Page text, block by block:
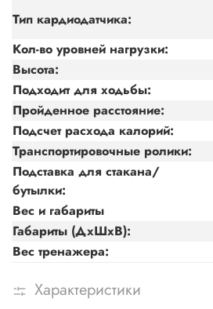
Тип кардиодатчика:
Кол-во уровней нагрузки:
Высота:
Подходит для ходьбы:
Пройденное расстояние:
Подсчет расхода калорий:
Транспортировочные ролики:
Подставка для стакана/
бутылки:
Вес и габариты
Габариты (ДхШхВ):
Вес тренажера:
Характеристики